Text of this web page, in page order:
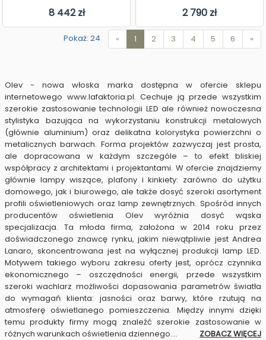
8 442 zł 2 790 zł
Pokaż: 24 « 1 2 3 4 5 6 »
Olev - nowa włoska marka dostępna w ofercie sklepu
internetowego www.lafaktoria.pl. Cechuje ją przede wszystkim
szerokie zastosowanie technologii LED ale również nowoczesna
stylistyka bazująca na wykorzystaniu konstrukcji metalowych
(głównie aluminium) oraz delikatna kolorystyka powierzchni o
metalicznych barwach. Forma projektów zazwyczaj jest prosta,
ale dopracowana w każdym szczególe – to efekt bliskiej
współpracy z architektami i projektantami. W ofercie znajdziemy
głównie lampy wiszące, plafony i kinkiety: zarówno do użytku
domowego, jak i biurowego, ale także dosyć szeroki asortyment
profili oświetleniowych oraz lamp zewnętrznych. Spośród innych
producentów oświetlenia Olev wyróżnia dosyć wąska
specjalizacja. Ta młoda firma, założona w 2014 roku przez
doświadczonego znawcę rynku, jakim niewątpliwie jest Andrea
Lanaro, skoncentrowana jest na wyłącznej produkcji lamp LED.
Motywem takiego wyboru zakresu oferty jest, oprócz czynnika
ekonomicznego – oszczędności energii, przede wszystkim
szeroki wachlarz możliwości dopasowania parametrów światła
do wymagań klienta: jasności oraz barwy, które rzutują na
atmosferę oświetlanego pomieszczenia. Między innymi dzięki
temu produkty firmy mogą znaleźć szerokie zastosowanie w
różnych warunkach oświetlenia dziennego.... ZOBACZ WIĘCEJ